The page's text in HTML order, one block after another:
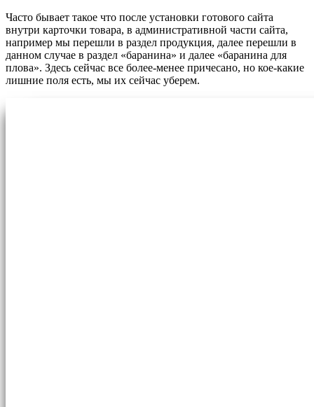
Часто бывает такое что после установки готового сайта
внутри карточки товара, в административной части сайта,
например мы перешли в раздел продукция, далее перешли в
данном случае в раздел «баранина» и далее «баранина для
плова». Здесь сейчас все более-менее причесано, но кое-какие
лишние поля есть, мы их сейчас уберем.